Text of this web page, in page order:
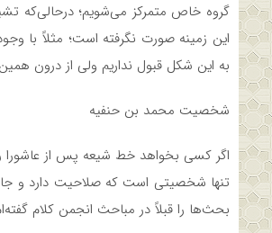
گروه خاص متمرکز می‌شویم؛ درحالی‌که
این زمینه صورت نگرفته است؛ مثلاً با
به این شکل قبول نداریم ولی از درون
شخصیت محمد بن حنفیه
اگر کسی بخواهد خط شیعه پس از عاشورا
تنها شخصیتی است که صلاحیت دارد و
بحث‌ها را قبلاً در مباحث انجمن کلام